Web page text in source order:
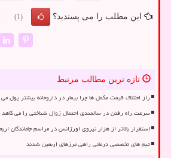
این مطلب را می پسندید؟ (1)
تازه ترین مطالب مرتبط
راز اختلاف قیمت مکمل ها چرا بیمار در داروخانه بیشتر پول
سرعت راه رفتن در سالمندی احتمال زوال شناختی را می کاهد
استقرار بالاتر از هزار نیروی اورژانس در مراسم جاماندگان
تیم های تخصصی درمانی راهی مرزهای اربعین شدند